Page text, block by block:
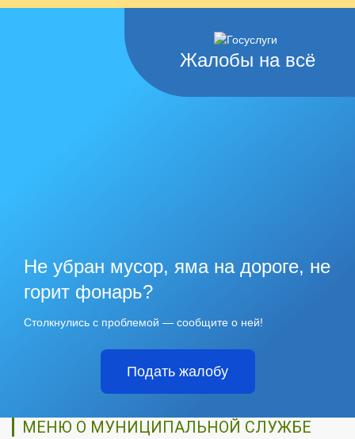
Жалобы на всё
Не убран мусор, яма на дороге, не
горит фонарь?
Столкнулись с проблемой — сообщите о ней!
Подать жалобу
МЕНЮ О МУНИЦИПАЛЬНОЙ СЛУЖБЕ